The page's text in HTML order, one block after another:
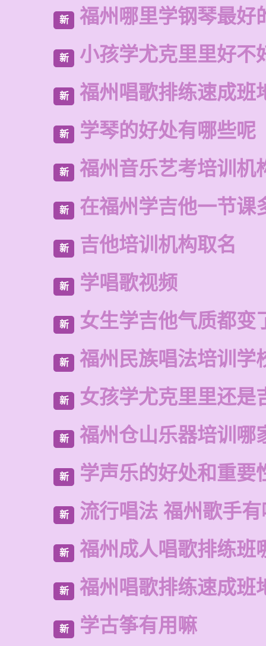
新 福州哪里学钢琴最好
新 小孩学尤克里里好不
新 福州唱歌排练速成班
新 学琴的好处有哪些呢
新 福州音乐艺考培训机
新 在福州学吉他一节课
新 吉他培训机构取名
新 学唱歌视频
新 女生学吉他气质都变
新 福州民族唱法培训学
新 女孩学尤克里里还是
新 福州仓山乐器培训哪
新 学声乐的好处和重要
新 流行唱法 福州歌手
新 福州成人唱歌排练班
新 福州唱歌排练速成班
新 学古筝有用嘛